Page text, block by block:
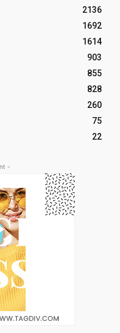
2136
1692
1614
903
855
828
260
75
22
-